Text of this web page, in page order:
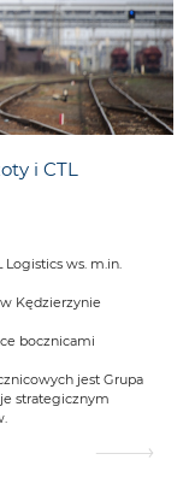
i CTL
Logistics ws. m.in.
Kędzierzynie
bocznicami
jest Grupa
strategicznym